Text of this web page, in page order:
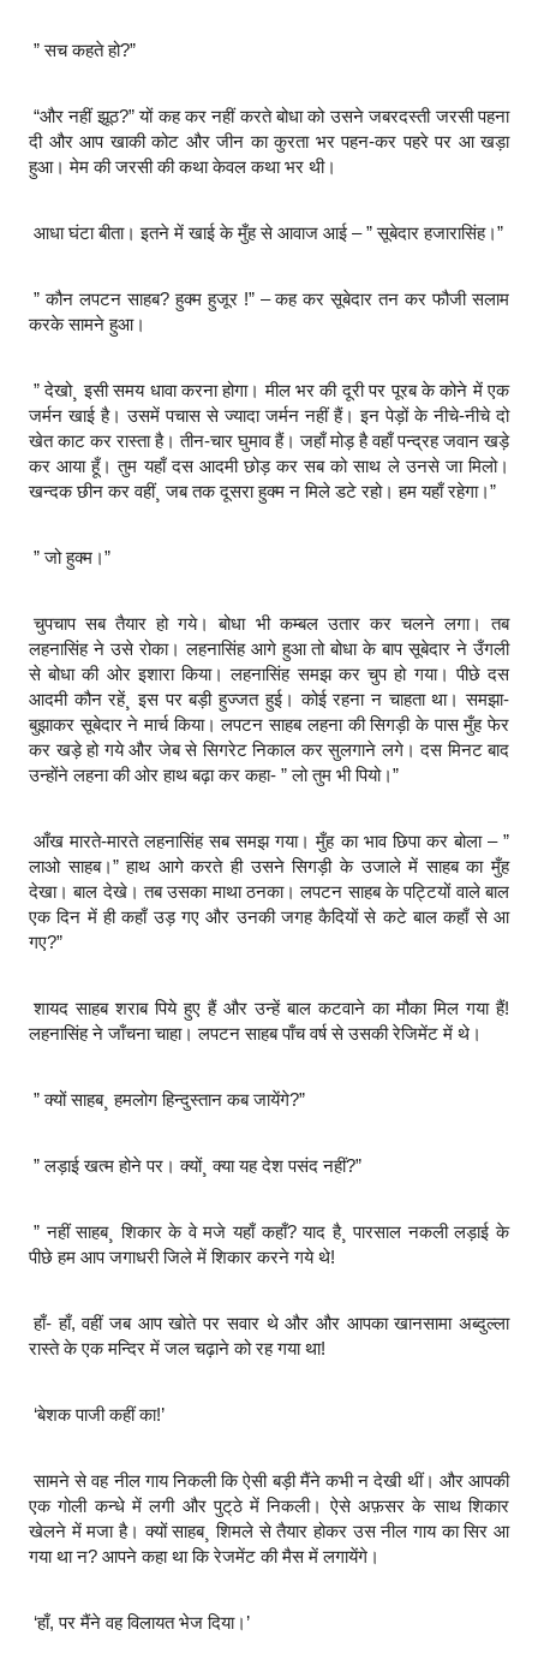
” सच कहते हो?”
“और नहीं झूठ?” यों कह कर नहीं करते बोधा को उसने जबरदस्ती जरसी पहना
दी और आप खाकी कोट और जीन का कुरता भर पहन-कर पहरे पर आ खड़ा
हुआ। मेम की जरसी की कथा केवल कथा भर थी।
आधा घंटा बीता। इतने में खाई के मुँह से आवाज आई – ” सूबेदार हजारासिंह।”
” कौन लपटन साहब? हुक्म हुजूर !” – कह कर सूबेदार तन कर फौजी सलाम
करके सामने हुआ।
” देखो¸ इसी समय धावा करना होगा। मील भर की दूरी पर पूरब के कोने में एक
जर्मन खाई है। उसमें पचास से ज्यादा जर्मन नहीं हैं। इन पेड़ों के नीचे-नीचे दो
खेत काट कर रास्ता है। तीन-चार घुमाव हैं। जहाँ मोड़ है वहाँ पन्द्रह जवान खड़े
कर आया हूँ। तुम यहाँ दस आदमी छोड़ कर सब को साथ ले उनसे जा मिलो।
खन्दक छीन कर वहीं¸ जब तक दूसरा हुक्म न मिले डटे रहो। हम यहाँ रहेगा।”
” जो हुक्म।”
चुपचाप सब तैयार हो गये। बोधा भी कम्बल उतार कर चलने लगा। तब
लहनासिंह ने उसे रोका। लहनासिंह आगे हुआ तो बोधा के बाप सूबेदार ने उँगली
से बोधा की ओर इशारा किया। लहनासिंह समझ कर चुप हो गया। पीछे दस
आदमी कौन रहें¸ इस पर बड़ी हुज्जत हुई। कोई रहना न चाहता था। समझा-
बुझाकर सूबेदार ने मार्च किया। लपटन साहब लहना की सिगड़ी के पास मुँह फेर
कर खड़े हो गये और जेब से सिगरेट निकाल कर सुलगाने लगे। दस मिनट बाद
उन्होंने लहना की ओर हाथ बढ़ा कर कहा- ” लो तुम भी पियो।”
आँख मारते-मारते लहनासिंह सब समझ गया। मुँह का भाव छिपा कर बोला – ”
लाओ साहब।” हाथ आगे करते ही उसने सिगड़ी के उजाले में साहब का मुँह
देखा। बाल देखे। तब उसका माथा ठनका। लपटन साहब के पट्टियों वाले बाल
एक दिन में ही कहाँ उड़ गए और उनकी जगह कैदियों से कटे बाल कहाँ से आ
गए?”
शायद साहब शराब पिये हुए हैं और उन्हें बाल कटवाने का मौका मिल गया हैं!
लहनासिंह ने जाँचना चाहा। लपटन साहब पाँच वर्ष से उसकी रेजिमेंट में थे।
” क्यों साहब¸ हमलोग हिन्दुस्तान कब जायेंगे?”
” लड़ाई खत्म होने पर। क्यों¸ क्या यह देश पसंद नहीं?”
” नहीं साहब¸ शिकार के वे मजे यहाँ कहाँ? याद है¸ पारसाल नकली लड़ाई के
पीछे हम आप जगाधरी जिले में शिकार करने गये थे!
हाँ- हाँ, वहीं जब आप खोते पर सवार थे और और आपका खानसामा अब्दुल्ला
रास्ते के एक मन्दिर में जल चढ़ाने को रह गया था!
‘बेशक पाजी कहीं का!’
सामने से वह नील गाय निकली कि ऐसी बड़ी मैंने कभी न देखी थीं। और आपकी
एक गोली कन्धे में लगी और पुट्‌ठे में निकली। ऐसे अफ़सर के साथ शिकार
खेलने में मजा है। क्यों साहब¸ शिमले से तैयार होकर उस नील गाय का सिर आ
गया था न? आपने कहा था कि रेजमेंट की मैस में लगायेंगे।
‘हाँ, पर मैंने वह विलायत भेज दिया।’